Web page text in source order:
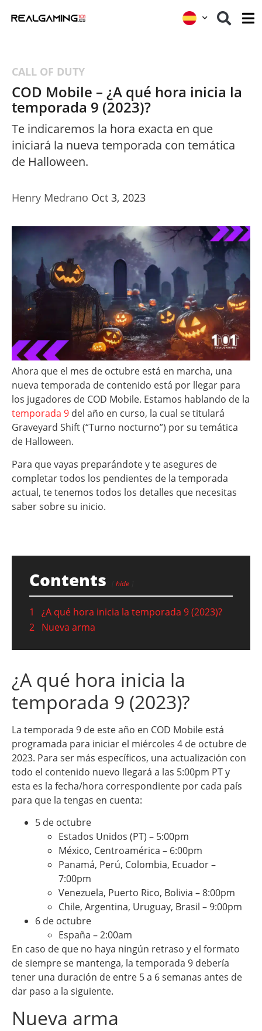
CALL OF DUTY
COD Mobile – ¿A qué hora inicia la
temporada 9 (2023)?
Te indicaremos la hora exacta en que
iniciará la nueva temporada con temática
de Halloween.
Henry Medrano Oct 3, 2023
Ahora que el mes de octubre está en marcha, una
nueva temporada de contenido está por llegar para
los jugadores de COD Mobile. Estamos hablando de la
temporada 9 del año en curso, la cual se titulará
Graveyard Shift (“Turno nocturno”) por su temática
de Halloween.
Para que vayas preparándote y te asegures de
completar todos los pendientes de la temporada
actual, te tenemos todos los detalles que necesitas
saber sobre su inicio.
Contents hide
1
¿A qué hora inicia la temporada 9 (2023)?
2 Nueva arma
¿A qué hora inicia la
temporada 9 (2023)?
La temporada 9 de este año en COD Mobile está
programada para iniciar el miércoles 4 de octubre de
2023. Para ser más específicos, una actualización con
todo el contenido nuevo llegará a las 5:00pm PT y
esta es la fecha/hora correspondiente por cada país
para que la tengas en cuenta:
5 de octubre
Estados Unidos (PT) – 5:00pm
México, Centroamérica – 6:00pm
Panamá, Perú, Colombia, Ecuador –
7:00pm
Venezuela, Puerto Rico, Bolivia – 8:00pm
Chile, Argentina, Uruguay, Brasil – 9:00pm
6 de octubre
España – 2:00am
En caso de que no haya ningún retraso y el formato
de siempre se mantenga, la temporada 9 debería
tener una duración de entre 5 a 6 semanas antes de
dar paso a la siguiente.
Nueva arma